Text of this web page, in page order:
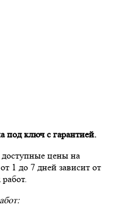
под ключ с гарантией.
цены на
1 до 7 дней зависит от